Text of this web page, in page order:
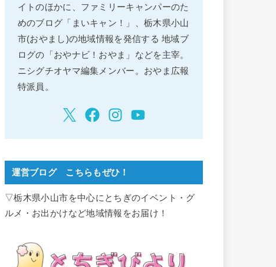
イトのほかに、ファミリーキャンパーのた
めのブログ「まいキャン！」、栃木県小山
市(おやまし)の地域情報を発信する 地域ブ
ログの「おやナビ！おやま」などを主宰。
ニシグチオヤマ編集メンバー。おやま広報
特派員。
運営ブログ こちらもぜひ！
▽栃木県小山市を中心にとちぎのイベント・グ
ルメ・お出かけなど地域情報をお届け！